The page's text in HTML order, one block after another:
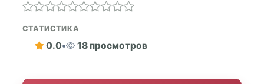
СТАТИСТИКА
0.0• 18 просмотров